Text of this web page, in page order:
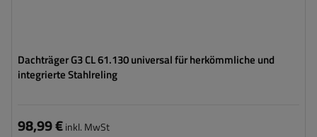
Dachträger G3 CL 61.130 universal für herkömmliche und
integrierte Stahlreling
98,99 €inkl. MwSt